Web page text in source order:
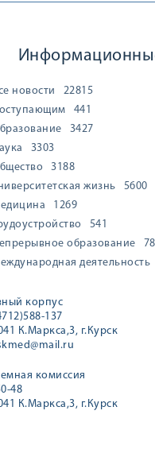
новости
22815
441
3427
3303
3188
жизнь
5600
1269
541
образование
78
деятельность
корпус
137
К.Маркса,3, г.Курск
комиссия
48
К.Маркса,3, г.Курск